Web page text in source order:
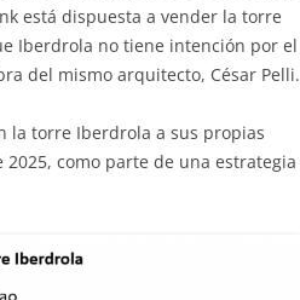
está dispuesta a vender la torre
Iberdrola no tiene intención por el
del mismo arquitecto, César Pelli.
la torre Iberdrola a sus propias
2025, como parte de una estrategia